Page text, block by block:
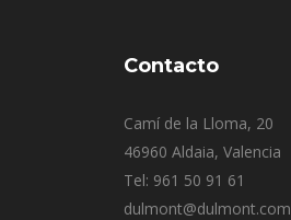
Contacto
Camí de la Lloma, 20
46960 Aldaia, Valencia
Tel: 961 50 91 61
dulmont@dulmont.com